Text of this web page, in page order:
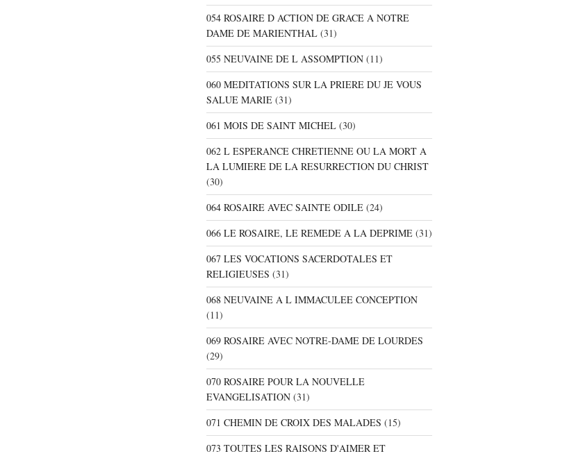
054 ROSAIRE D ACTION DE GRACE A NOTRE
DAME DE MARIENTHAL(31)
055 NEUVAINE DE L ASSOMPTION(11)
060 MEDITATIONS SUR LA PRIERE DU JE VOUS
SALUE MARIE(31)
061 MOIS DE SAINT MICHEL(30)
062 L ESPERANCE CHRETIENNE OU LA MORT A
LA LUMIERE DE LA RESURRECTION DU CHRIST
(30)
064 ROSAIRE AVEC SAINTE ODILE(24)
066 LE ROSAIRE, LE REMEDE A LA DEPRIME(31)
067 LES VOCATIONS SACERDOTALES ET
RELIGIEUSES (31)
068 NEUVAINE A L IMMACULEE CONCEPTION
(11)
069 ROSAIRE AVEC NOTRE-DAME DE LOURDES
(29)
070 ROSAIRE POUR LA NOUVELLE
EVANGELISATION(31)
071 CHEMIN DE CROIX DES MALADES (15)
073 TOUTES LES RAISONS D'AIMER ET